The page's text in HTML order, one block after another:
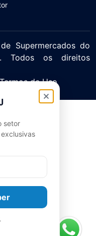
setor
Supermercados do
Todos os direitos
de Uso